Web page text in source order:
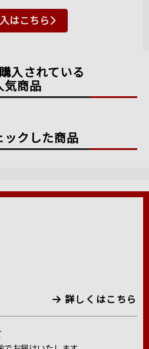
はこちら
入されている
気商品
ックした商品
詳しくはこちら